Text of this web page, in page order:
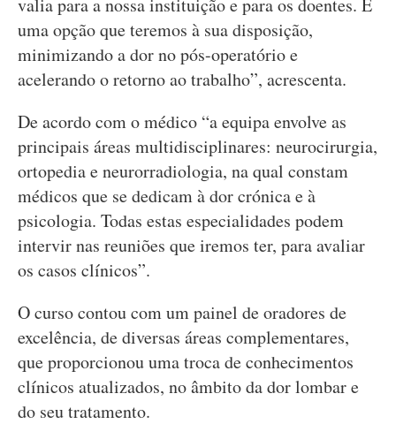
valia para a nossa instituição e para os doentes. É
uma opção que teremos à sua disposição,
minimizando a dor no pós-operatório e
acelerando o retorno ao trabalho”, acrescenta.
De acordo com o médico “a equipa envolve as
principais áreas multidisciplinares: neurocirurgia,
ortopedia e neurorradiologia, na qual constam
médicos que se dedicam à dor crónica e à
psicologia. Todas estas especialidades podem
intervir nas reuniões que iremos ter, para avaliar
os casos clínicos”.
O curso contou com um painel de oradores de
excelência, de diversas áreas complementares,
que proporcionou uma troca de conhecimentos
clínicos atualizados, no âmbito da dor lombar e
do seu tratamento.